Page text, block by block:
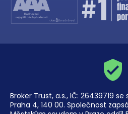
Broker Trust, a.s., IČ: 26439719
Praha 4, 140 00. Společnost